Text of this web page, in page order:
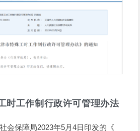
时工作制行政许可管理办法
会保障局2023年5月4日印发的《